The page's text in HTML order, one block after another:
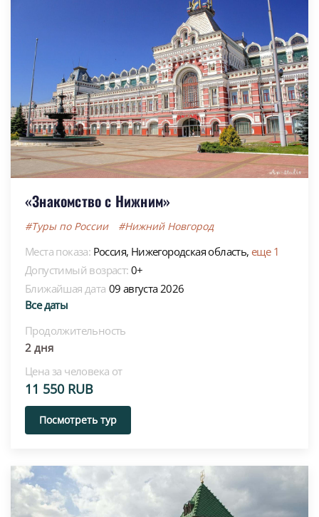
«Знакомство с Нижним»
#Туры по России #Нижний Новгород
Места показа: Россия, Нижегородская область,еще 1
Допустимый возраст: 0+
Ближайшая дата 09 августа 2026
Все даты
Продолжительность
2 дня
Цена за человека от
11 550 RUB
Посмотреть тур